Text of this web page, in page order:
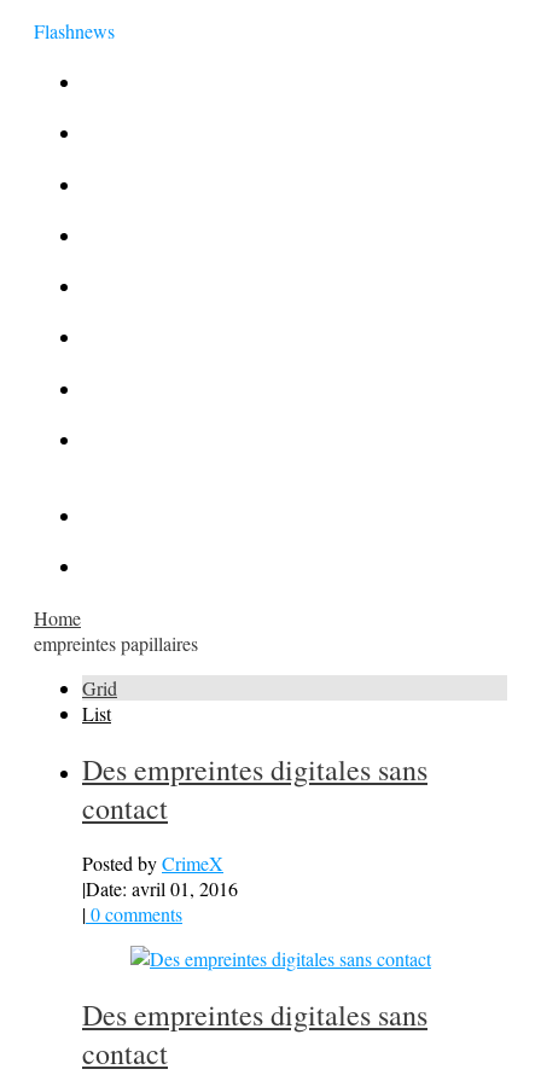
Flashnews
Home
empreintes papillaires
Grid
List
Des empreintes digitales sans
contact
Posted byCrimeX
|Date: avril 01, 2016
|0 comments
Des empreintes digitales sans
contact